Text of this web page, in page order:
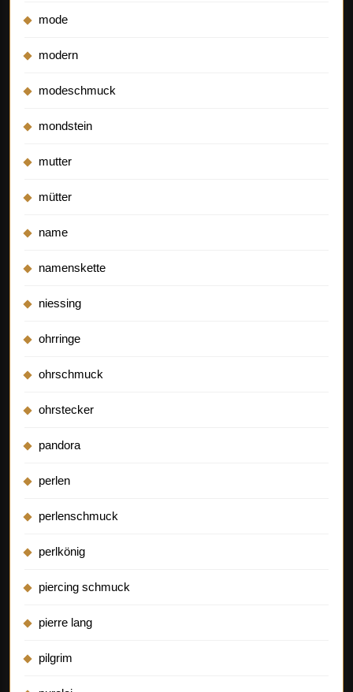
mode
modern
modeschmuck
mondstein
mutter
mütter
name
namenskette
niessing
ohrringe
ohrschmuck
ohrstecker
pandora
perlen
perlenschmuck
perlkönig
piercing schmuck
pierre lang
pilgrim